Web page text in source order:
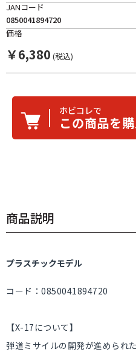
JANコード
0850041894720
価格
￥6,380 (税込)
ホビコレで
この商品を
商品説明
プラスチックモデル
コード：0850041894720
【X-17について】
弾道ミサイルの開発が進められ